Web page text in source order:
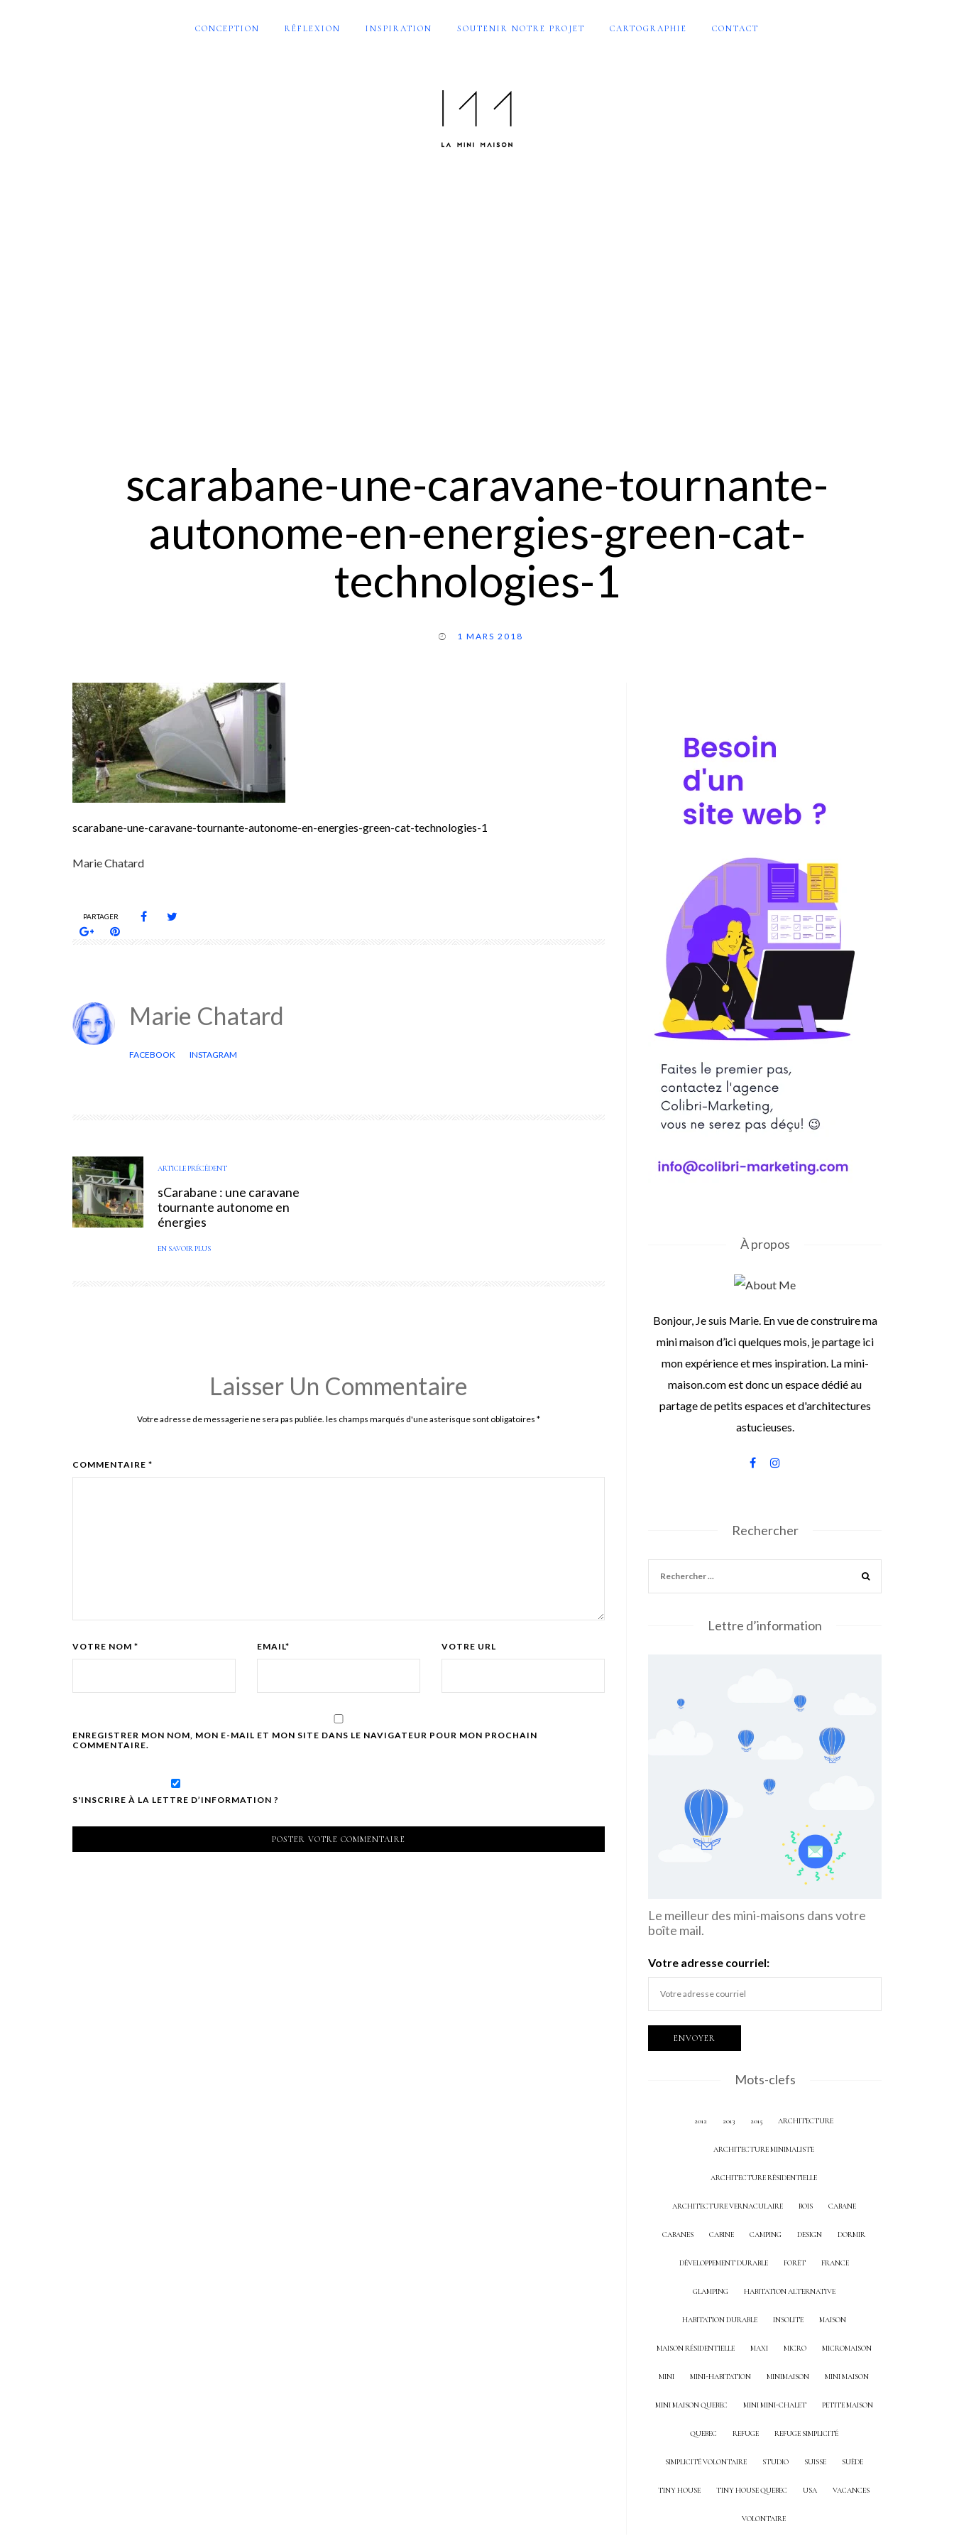
CONCEPTION RÉFLEXION INSPIRATION SOUTENIR NOTRE PROJET CARTOGRAPHIE CONTACT
scarabane-une-caravane-tournante-
autonome-en-energies-green-cat-
technologies-1
1 MARS 2018
scarabane-une-caravane-tournante-autonome-en-energies-green-cat-technologies-1
Marie Chatard
PARTAGER
Marie Chatard
FACEBOOK INSTAGRAM
ARTICLE PRÉCÉDENT
sCarabane : une caravane
tournante autonome en
énergies
EN SAVOIR PLUS
Laisser Un Commentaire
Votre adresse de messagerie ne sera pas publiée. les champs marqués d'une asterisque sont obligatoires *
COMMENTAIRE *
VOTRE NOM * EMAIL* VOTRE URL
ENREGISTRER MON NOM, MON E-MAIL ET MON SITE DANS LE NAVIGATEUR POUR MON PROCHAIN
COMMENTAIRE.
S'INSCRIRE À LA LETTRE D’INFORMATION ?
À propos
Bonjour, Je suis Marie. En vue de construire ma
mini maison d’ici quelques mois, je partage ici
mon expérience et mes inspiration. La mini-
maison.com est donc un espace dédié au
partage de petits espaces et d'architectures
astucieuses.
Rechercher
Lettre d’information
Le meilleur des mini-maisons dans votre
boîte mail.
Votre adresse courriel:
Mots-clefs
2012 2013 2015 ARCHITECTURE
ARCHITECTURE MINIMALISTE
ARCHITECTURE RÉSIDENTIELLE
ARCHITECTURE VERNACULAIRE BOIS CABANE
CABANES CABINE CAMPING DESIGN DORMIR
DÉVELOPPEMENT DURABLE FORÊT FRANCE
GLAMPING HABITATION ALTERNATIVE
HABITATION DURABLE INSOLITE MAISON
MAISON RÉSIDENTIELLE MAXI MICRO MICROMAISON
MINI MINI-HABITATION MINIMAISON MINI MAISON
MINI MAISON QUEBEC MINI MINI-CHALET PETITE MAISON
QUEBEC REFUGE REFUGE SIMPLICITÉ
SIMPLICITÉ VOLONTAIRE STUDIO SUISSE SUÈDE
TINY HOUSE TINY HOUSE QUEBEC USA VACANCES
VOLONTAIRE